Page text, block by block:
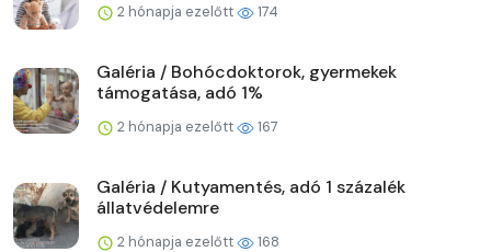
2 hónapja ezelőtt 174
Galéria / Bohócdoktorok, gyermekek
támogatása, adó 1%
2 hónapja ezelőtt 167
Galéria / Kutyamentés, adó 1 százalék
állatvédelemre
2 hónapja ezelőtt 168